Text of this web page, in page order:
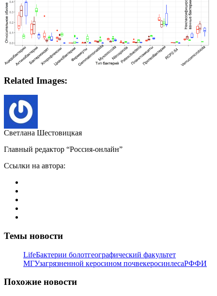
Related Images:
Светлана Шестовицкая
Главный редактор “Россия-онлайн”
Ссылки на автора:
Темы новости
LifeБактерии болотгеографический факультет
МГУзагрязненной керосином почвекеросинлесаРФФИ
Похожие новости